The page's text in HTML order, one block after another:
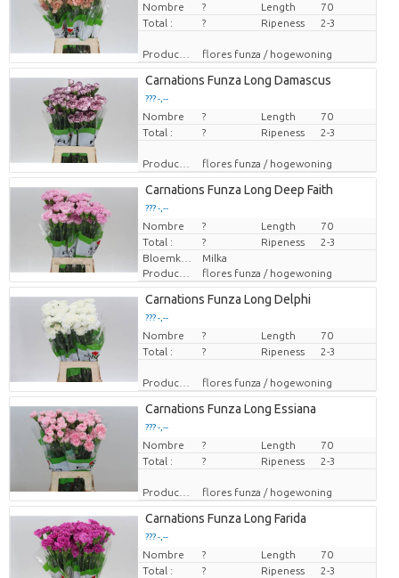
Prix par pièce
Nombre ? Length
70
Total :
? Ripeness 2-3
Producteur flores funza / hogewoning
Carnations Funza Long Damascus
??? -,--
Prix par pièce
Nombre ? Length
70
Total :
? Ripeness 2-3
Producteur flores funza / hogewoning
Carnations Funza Long Deep Faith
??? -,--
Prix par pièce
Nombre ? Length
70
Total :
? Ripeness
2-3
Bloemkleur
Milka
Producteur
flores funza / hogewoning
Carnations Funza Long Delphi
??? -,--
Prix par pièce
Nombre ? Length
70
Total :
? Ripeness 2-3
Producteur flores funza / hogewoning
Carnations Funza Long Essiana
??? -,--
Prix par pièce
Nombre ? Length
70
Total :
? Ripeness 2-3
Producteur flores funza / hogewoning
Carnations Funza Long Farida
??? -,--
Prix par pièce
Nombre ? Length
70
Total :
? Ripeness 2-3